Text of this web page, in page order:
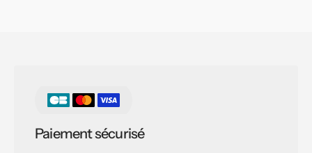
Paiement sécurisé